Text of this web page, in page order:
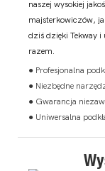
naszej wysokiej
majsterkowiczów,
dziś dzięki Tekway i
razem.
● Profesjonalna
● Niezbędne
● Gwarancja
● Uniwersalna